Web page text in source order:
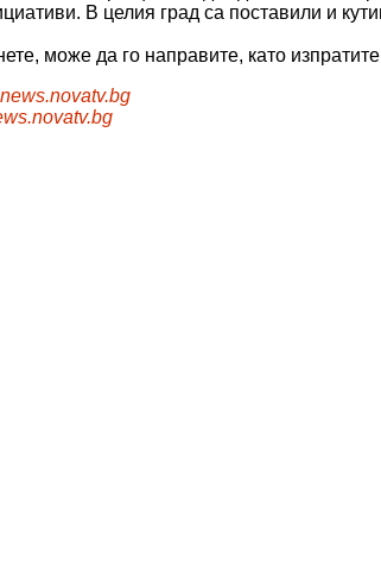
В целия град са поставили и
може да го направите, като